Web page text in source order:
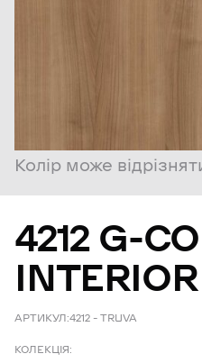
Колір може
4212 G-
INTERIOR
АРТИКУЛ:4212 – TRUVA
КОЛЕКЦІЯ: